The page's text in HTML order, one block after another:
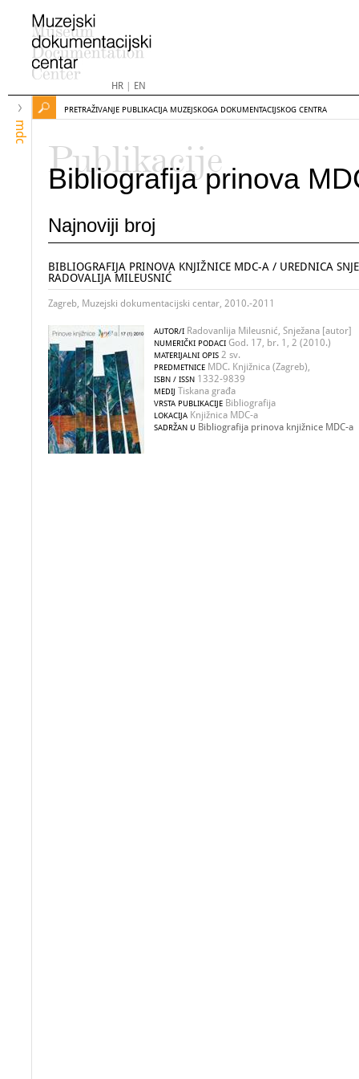
HR| EN
mdc
PRETRAŽIVANJE PUBLIKACIJA MUZEJSKOGA DOKUMENTACIJSKOG CENTRA
Publikacije
Bibliografija prinova
Najnoviji broj
BIBLIOGRAFIJA PRINOVA KNJIŽNICE MDC-A / UREDNICA
RADOVALIJA MILEUSNIĆ
Zagreb, Muzejski dokumentacijski centar, 2010.-2011
AUTOR/I Radovanlija Mileusnić, Snježana [autor]
NUMERIČKI PODACI God. 17, br. 1, 2 (2010.)
MATERIJALNI OPIS 2 sv.
PREDMETNICE MDC. Knjižnica (Zagreb),
ISBN / ISSN 1332-9839
MEDIJ Tiskana građa
VRSTA PUBLIKACIJE Bibliografija
LOKACIJA Knjižnica MDC-a
SADRŽAN U Bibliografija prinova knjižnice MDC-a